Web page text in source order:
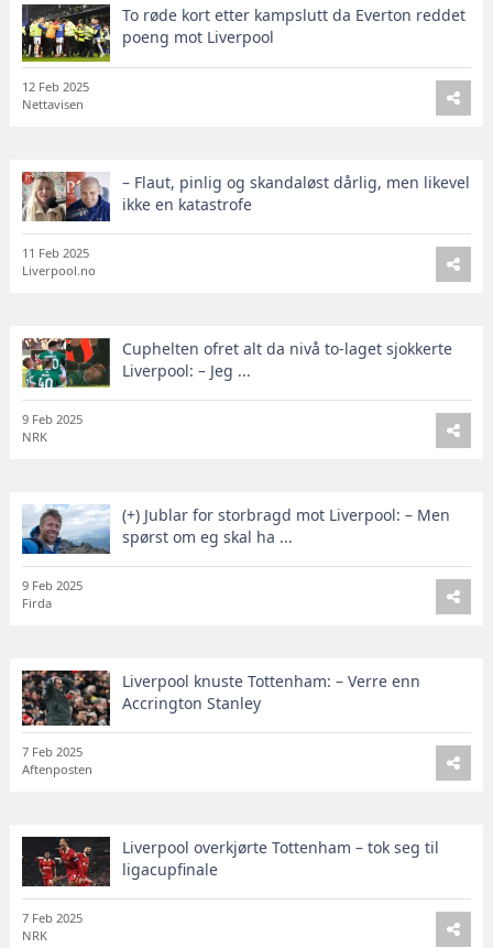
To røde kort etter kampslutt da Everton reddet
poeng mot Liverpool
12 Feb 2025
Nettavisen
– Flaut, pinlig og skandaløst dårlig, men likevel
ikke en katastrofe
11 Feb 2025
Liverpool.no
Cuphelten ofret alt da nivå to-laget sjokkerte
Liverpool: – Jeg ...
9 Feb 2025
NRK
(+) Jublar for storbragd mot Liverpool: – Men
spørst om eg skal ha ...
9 Feb 2025
Firda
Liverpool knuste Tottenham: – Verre enn
Accrington Stanley
7 Feb 2025
Aftenposten
Liverpool overkjørte Tottenham – tok seg til
ligacupfinale
7 Feb 2025
NRK